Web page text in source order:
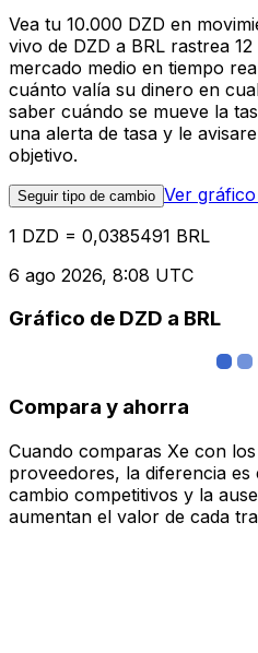
Vea tu 10.000 DZD en
vivo de DZD a BRL rastrea
mercado medio en tiempo
cuánto valía su dinero en
saber cuándo se mueve la
una alerta de tasa y le
objetivo.
Seguir tipo de cambio Ver
1 DZD = 0,0385491 BRL
6 ago 2026, 8:08 UTC
Gráfico de DZD a BRL
Compara y ahorra
Cuando comparas Xe con
proveedores, la diferencia es
cambio competitivos y la
aumentan el valor de cada